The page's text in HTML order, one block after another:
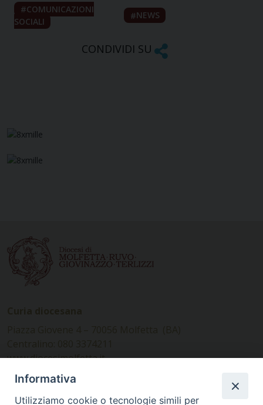
COMUNICAZIONI
SOCIALI
NEWS
CONDIVIDI SU
www.diocesimolfetta.it –
diocesimolfetta@pec.chiesacattolica.it
Informativa
Utilizziamo cookie o tecnologie simili per